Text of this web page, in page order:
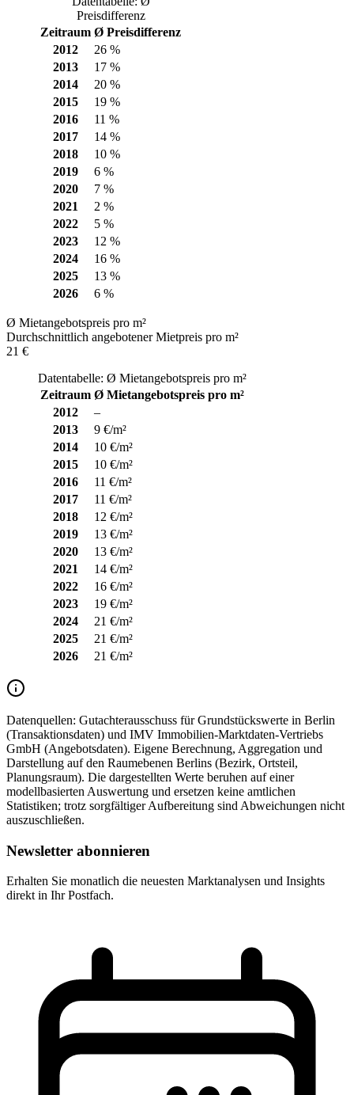
Preisdifferenz
Zeitraum Ø Preisdifferenz
2012
26 %
2013
17 %
2014
20 %
2015
19 %
2016
11 %
2017
14 %
2018
10 %
2019
6 %
2020
7 %
2021
2 %
2022
5 %
2023
12 %
2024
16 %
2025
13 %
2026
6 %
Ø Mietangebotspreis pro m²
Durchschnittlich angebotener Mietpreis pro m²
21 €
Datentabelle: Ø Mietangebotspreis pro m²
Zeitraum Ø Mietangebotspreis pro m²
2012
–
2013
9 €/m²
2014
10 €/m²
2015
10 €/m²
2016
11 €/m²
2017
11 €/m²
2018
12 €/m²
2019
13 €/m²
2020
13 €/m²
2021
14 €/m²
2022
16 €/m²
2023
19 €/m²
2024
21 €/m²
2025
21 €/m²
2026
21 €/m²
Datenquellen: Gutachterausschuss für Grundstückswerte in Berlin
(Transaktionsdaten) und IMV Immobilien-Marktdaten-Vertriebs
GmbH (Angebotsdaten). Eigene Berechnung, Aggregation und
Darstellung auf den Raumebenen Berlins (Bezirk, Ortsteil,
Planungsraum). Die dargestellten Werte beruhen auf einer
modellbasierten Auswertung und ersetzen keine amtlichen
Statistiken; trotz sorgfältiger Aufbereitung sind Abweichungen nicht
auszuschließen.
Newsletter abonnieren
Erhalten Sie monatlich die neuesten Marktanalysen und Insights
direkt in Ihr Postfach.